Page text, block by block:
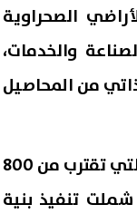
الصحراوية
والخدمات،
من المحاصيل
ولفت وزير الزراعة السابق، إلى أن التكلفة الإجمالية للمشروع، والتي تقترب من 800
تنفيذ بنية